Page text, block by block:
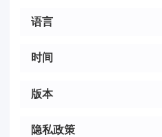
语言
时间
版本
隐私政策